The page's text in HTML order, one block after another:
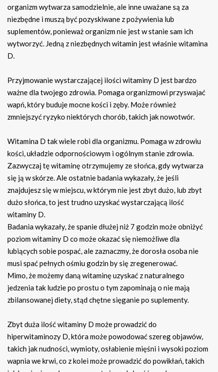
organizm wytwarza samodzielnie, ale inne uważane są za
niezbędne i muszą być pozyskiwane z pożywienia lub
suplementów, ponieważ organizm nie jest w stanie sam ich
wytworzyć. Jedną z niezbędnych witamin jest właśnie witamina
D.
Przyjmowanie wystarczającej ilości witaminy D jest bardzo
ważne dla twojego zdrowia. Pomaga organizmowi przyswajać
wapń, który buduje mocne kości i zęby. Może również
zmniejszyć ryzyko niektórych chorób, takich jak nowotwór.
Witamina D tak wiele robi dla organizmu. Pomaga w zdrowiu
kości, układzie odpornościowym i ogólnym stanie zdrowia.
Zazwyczaj tę witaminę otrzymujemy ze słońca, gdy wytwarza
się ją w skórze. Ale ostatnie badania wykazały, że jeśli
znajdujesz się w miejscu, w którym nie jest zbyt dużo, lub zbyt
dużo słońca, to jest trudno uzyskać wystarczającą ilość
witaminy D.
Badania wykazały, że spanie dłużej niż 7 godzin może obniżyć
poziom witaminy D co może okazać się niemożliwe dla
lubiących sobie pospać, ale zaznaczmy, że dorosła osoba nie
musi spać pełnych ośmiu godzin by się zregenerować.
Mimo, że możemy daną witaminę uzyskać z naturalnego
jedzenia tak ludzie po prostu o tym zapominają o nie mają
zbilansowanej diety, stąd chętne sięganie po suplementy.
Zbyt duża ilość witaminy D może prowadzić do
hiperwitaminozy D, która może powodować szereg objawów,
takich jak nudności, wymioty, osłabienie mięśni i wysoki poziom
wapnia we krwi, co z kolei może prowadzić do powikłań, takich